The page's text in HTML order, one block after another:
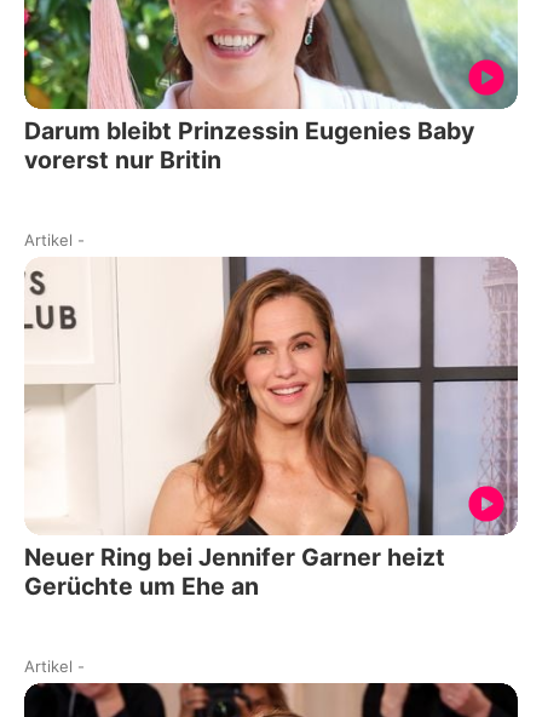
Darum bleibt Prinzessin Eugenies Baby
vorerst nur Britin
Artikel -
Neuer Ring bei Jennifer Garner heizt
Gerüchte um Ehe an
Artikel -